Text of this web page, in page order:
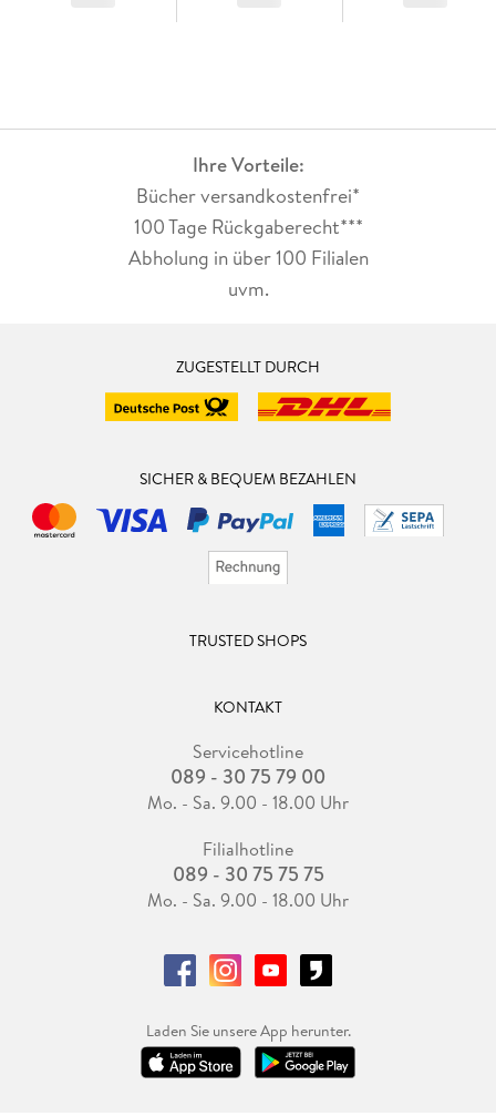
Ihre Vorteile:
Bücher versandkostenfrei*
100 Tage Rückgaberecht***
Abholung in über 100 Filialen
uvm.
ZUGESTELLT DURCH
SICHER & BEQUEM BEZAHLEN
TRUSTED SHOPS
KONTAKT
Servicehotline
089 - 30 75 79 00
Mo. - Sa. 9.00 - 18.00 Uhr
Filialhotline
089 - 30 75 75 75
Mo. - Sa. 9.00 - 18.00 Uhr
Laden Sie unsere App herunter.